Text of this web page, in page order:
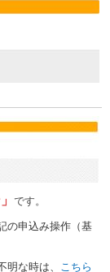
です。
の申込み操作（基
な時は、
こちら